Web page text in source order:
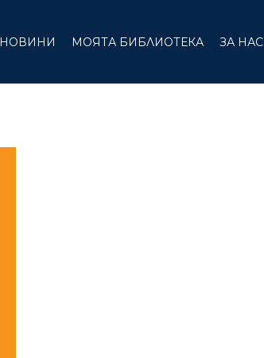
НОВИНИ МОЯТА БИБЛИОТЕКА ЗА НАС